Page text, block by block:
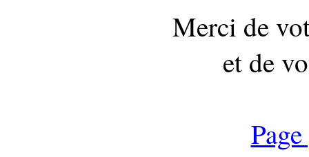
Merci de
et de